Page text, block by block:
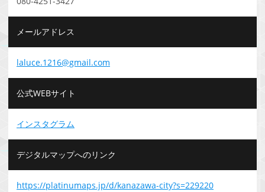
メールアドレス
laluce.1216@gmail.com
公式WEBサイト
インスタグラム
デジタルマップへのリンク
https://platinumaps.jp/d/kanazawa-city?s=229220